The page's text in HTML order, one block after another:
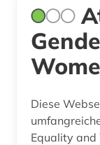
Diese
Equality and